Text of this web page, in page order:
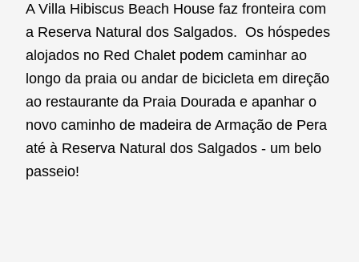
A Villa Hibiscus Beach House faz fronteira com
a Reserva Natural dos Salgados. Os hóspedes
alojados no Red Chalet podem caminhar ao
longo da praia ou andar de bicicleta em direção
ao restaurante da Praia Dourada e apanhar o
novo caminho de madeira de Armação de Pera
até à Reserva Natural dos Salgados - um belo
passeio!